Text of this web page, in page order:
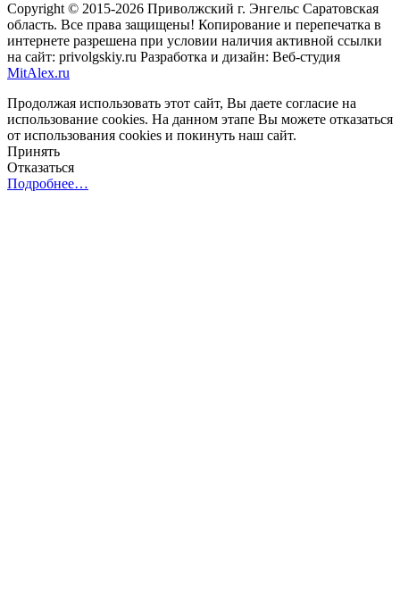
Copyright © 2015-2026 Приволжский г. Энгельс Саратовская
область. Все права защищены! Копирование и перепечатка в
интернете разрешена при условии наличия активной ссылки
на сайт: privolgskiy.ru Разработка и дизайн: Веб-студия
MitAlex.ru
Продолжая использовать этот сайт, Вы даете согласие на
использование cookies. На данном этапе Вы можете отказаться
от использования cookies и покинуть наш сайт.
Принять
Отказаться
Подробнее…